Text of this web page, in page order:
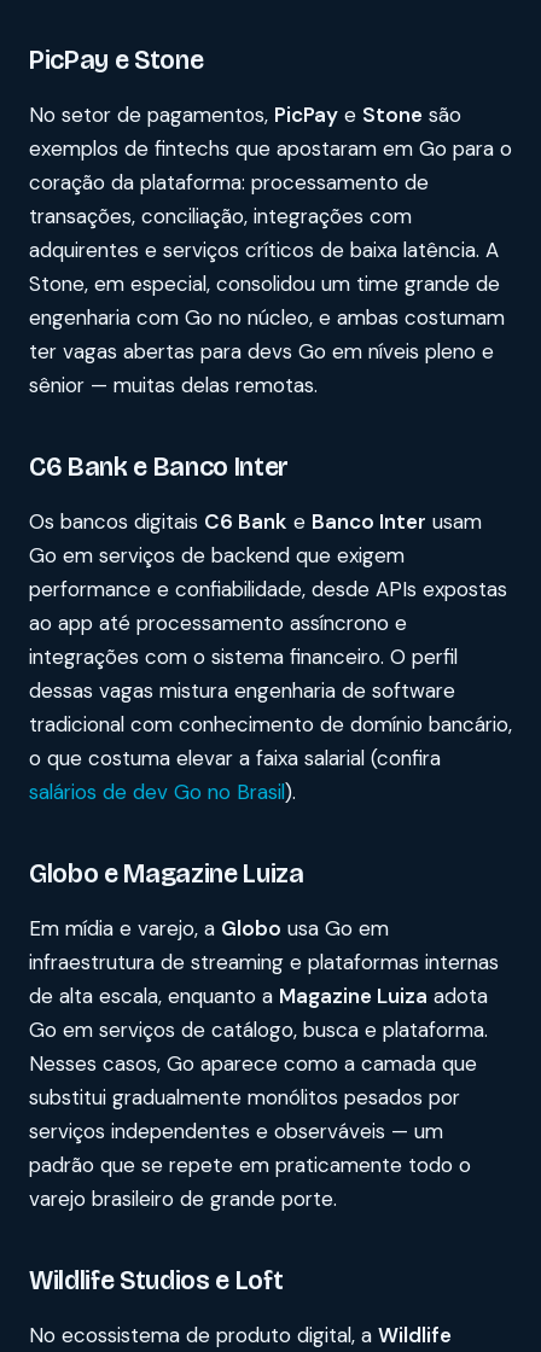
PicPay e Stone
No setor de pagamentos, PicPay e Stone são
exemplos de fintechs que apostaram em Go para o
coração da plataforma: processamento de
transações, conciliação, integrações com
adquirentes e serviços críticos de baixa latência. A
Stone, em especial, consolidou um time grande de
engenharia com Go no núcleo, e ambas costumam
ter vagas abertas para devs Go em níveis pleno e
sênior — muitas delas remotas.
C6 Bank e Banco Inter
Os bancos digitais C6 Bank e Banco Inter usam
Go em serviços de backend que exigem
performance e confiabilidade, desde APIs expostas
ao app até processamento assíncrono e
integrações com o sistema financeiro. O perfil
dessas vagas mistura engenharia de software
tradicional com conhecimento de domínio bancário,
o que costuma elevar a faixa salarial (confira
salários de dev Go no Brasil).
Globo e Magazine Luiza
Em mídia e varejo, a Globo usa Go em
infraestrutura de streaming e plataformas internas
de alta escala, enquanto a Magazine Luiza adota
Go em serviços de catálogo, busca e plataforma.
Nesses casos, Go aparece como a camada que
substitui gradualmente monólitos pesados por
serviços independentes e observáveis — um
padrão que se repete em praticamente todo o
varejo brasileiro de grande porte.
Wildlife Studios e Loft
No ecossistema de produto digital, a Wildlife